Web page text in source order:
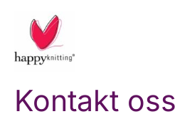
innholdet
Kontakt oss